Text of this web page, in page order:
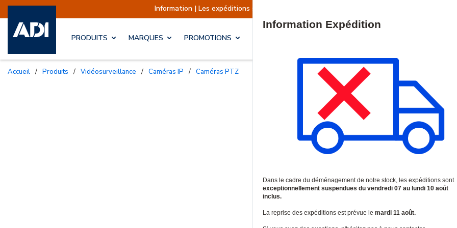
Information | Les expéditions sont actuellement suspendues Reprise prévue le
PRODUITS MARQUES PROMOTIONS
Accueil / Produits / Vidéosurveillance / Caméras IP / Caméras PTZ